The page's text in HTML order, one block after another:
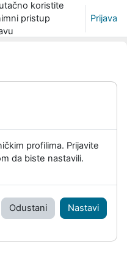
koristite
pristup
Prijava
profilima. Prijavite
da biste nastavili.
Odustani Nastavi